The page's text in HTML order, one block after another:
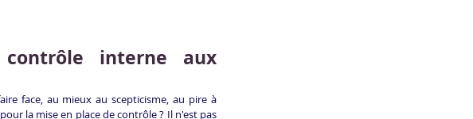
interne aux
face, au mieux au scepticisme, au pire à
la mise en place de contrôle ? Il n'est pas